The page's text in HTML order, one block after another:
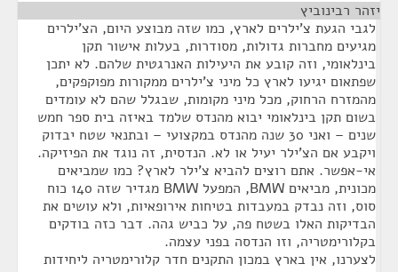
יזהר רבינוביץ
לגבי הגעת צ'ילרים לארץ, כמו שזה מבוצע היום, הצ'ילרים
מגיעים מחברות גדולות, מסודרות, בעלות אישור תקן
בינלאומי, וזה קובע את היעילות האנרגטית שלהם. לא יתכן
שפתאום יגיעו לארץ כל מיני צ'ילרים ממקורות מפוקפקים,
מהמזרח הרחוק, מכל מיני מקומות, שבגלל שהם לא עומדים
בשום תקן בינלאומי יבוא מהנדס שלמד באיזה בית ספר חמש
שנים – ואני 30 שנה מהנדס במקצועי – ובתנאי שטח יבדוק
ויקבע אם הצ'ילר יעיל או לא. הנדסית, זה נוגד את הפיזיקה.
אי-אפשר. אתם רוצים להביא צ'ילר לארץ? כמו שמביאים
מכונית, מביאים BMW, המפעל BMW מגדיר שזה 140 כוח
סוס, וזה נבדק במעבדות בטיחות אירופאיות, ולא עושים את
הבדיקות האלו בשטח פה, על כביש גהה. דבר כזה בודקים
בקלורימטריה, וזו הנדסה בפני עצמה.
לצערנו, אין בארץ במכון התקנים חדר קלורימטריה ליחידות